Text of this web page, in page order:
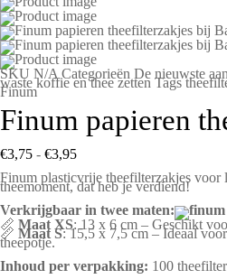
SKU N/A Categorieën De nieuwste
waste koffie en thee zetten Tags
Finum
Finum papieren
€3,75 - €3,95
Finum plasticvrije theefilterzakjes voor
theemoment, dat heb je verdiend!
Verkrijgbaar in twee maten:
📏 Maat XS: 13 x 6 cm – Geschikt
📏 Maat S: 15,5 x 7,5 cm – Ideaal
theepotje.
Inhoud per verpakking: 100